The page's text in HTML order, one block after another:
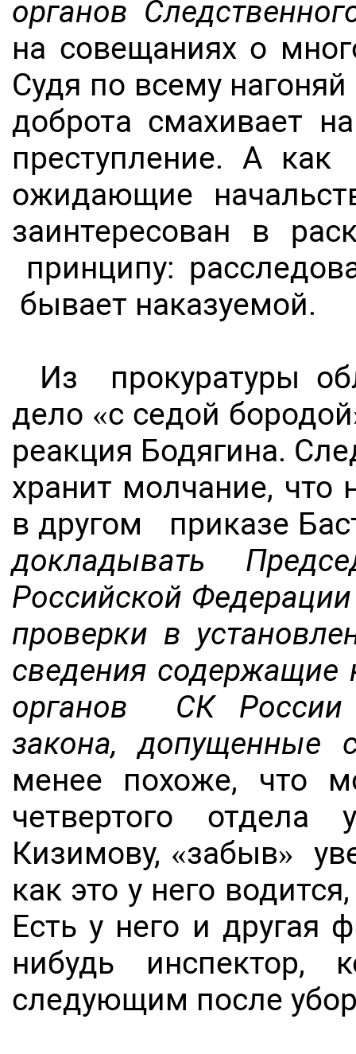
органов
на совещаниях о
Судя по всему
доброта смахивает
преступление. А
ожидающие
заинтересован в
принципу:
бывает наказуемой.
Из прокуратуры
дело «с седой
реакция Бодягина.
хранит молчание, что
в другом приказе
докладывать
Российской
проверки в
сведения содержащие
органов СК России
закона, допущенные
менее похоже, что
четвертого
Кизимову, «забыв»
как это у него
Есть у него и другая
нибудь инспектор,
следующим после